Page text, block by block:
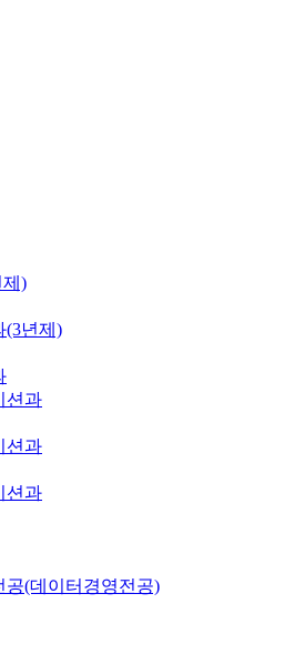
제)
(3년제)
션과
션과
션과
공(데이터경영전공)